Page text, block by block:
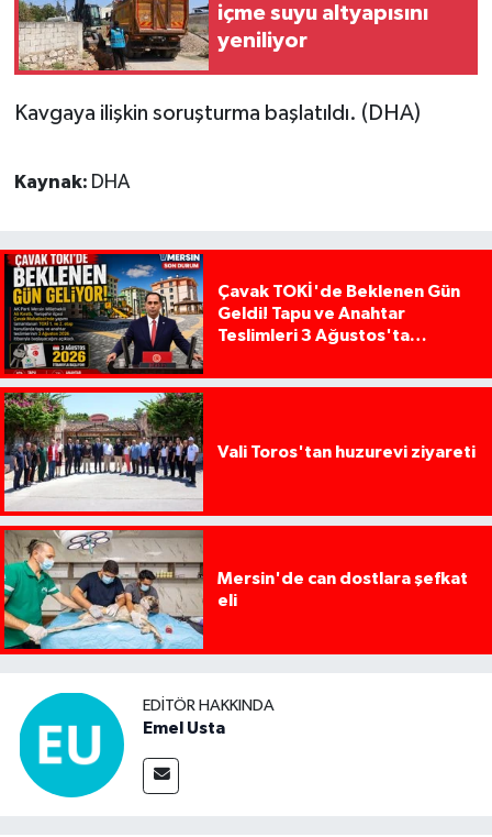
içme suyu altyapısını
yeniliyor
Kavgaya ilişkin soruşturma başlatıldı. (DHA)
Kaynak: DHA
Çavak TOKİ'de Beklenen Gün
Geldi! Tapu ve Anahtar
Teslimleri 3 Ağustos'ta
Vali Toros'tan huzurevi ziyareti
Mersin'de can dostlara şefkat
eli
EDITÖR HAKKINDA
Emel Usta